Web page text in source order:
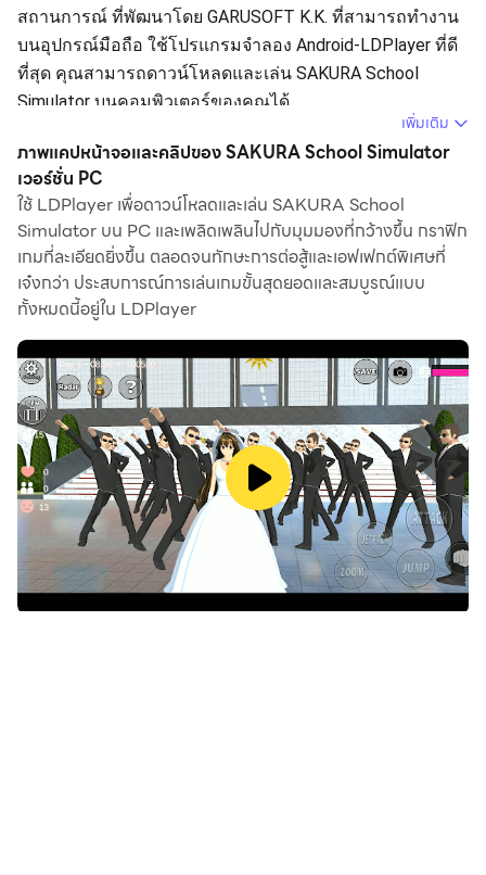
สถานการณ์ ที่พัฒนาโดย GARUSOFT K.K. ที่สามารถทำงาน
บนอุปกรณ์มือถือ ใช้โปรแกรมจำลอง Android-LDPlayer ที่ดี
ที่สุด คุณสามารถดาวน์โหลดและเล่น SAKURA School
Simulator บนคอมพิวเตอร์ของคุณได้
การใช้ SAKURA School Simulator บนคอมพิวเตอร์ คุณ
สามารถเรียกดูได้อย่างชัดเจนบนหน้าจอขนาดใหญ่ และการ
ควบคุมแอปพลิเคชันด้วยเมาส์และคีย์บอร์ดนั้นเร็วกว่าการใช้
แป้นพิมพ์หน้าจอสัมผัสมากและคุณจะไม่ต้องกังวลกับพลัง
ของอุปกรณ์ของคุณเลย
ด้วยคุณสมบัติเปิดหลายรายการและการซิงค์ คุณสามารถ
ฟังก์ชันการถ่ายโอนไฟล์ทำให้การแบ่งปันรูปภาพ วิดีโอ และ
ไฟล์เป็นเรื่องง่ายมาก
ดาวน์โหลด SAKURA School Simulator และเรียกใช้บนพีซี
ของคุณ เพลิดเพลินไปกับหน้าจอขนาดใหญ่และคุณภาพ
ความคมชัดสูงของเวอร์ชันพีซี!
เกมนี้ไม่รองรับภาษาไทย
ฉันขอโทษ
เพิ่มเติม
ภาพแคปหน้าจอและคลิปของ SAKURA School Simulator
เวอร์ชั่น PC
ใช้ LDPlayer เพื่อดาวน์โหลดและเล่น SAKURA School
Simulator บน PC และเพลิดเพลินไปกับมุมมองที่กว้างขึ้น กราฟิก
เกมที่ละเอียดยิ่งขึ้น ตลอดจนทักษะการต่อสู้และเอฟเฟกต์พิเศษที่
เจ๋งกว่า ประสบการณ์การเล่นเกมขั้นสุดยอดและสมบูรณ์แบบ
ทั้งหมดนี้อยู่ใน LDPlayer